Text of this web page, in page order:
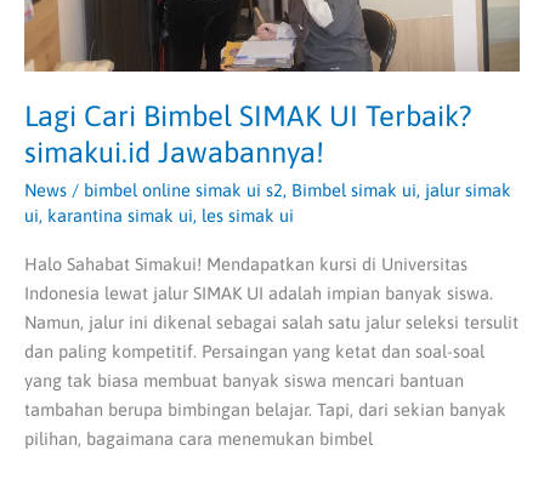
Lagi Cari Bimbel SIMAK UI Terbaik?
simakui.id Jawabannya!
News / bimbel online simak ui s2, Bimbel simak ui, jalur simak
ui, karantina simak ui, les simak ui
Halo Sahabat Simakui! Mendapatkan kursi di Universitas
Indonesia lewat jalur SIMAK UI adalah impian banyak siswa.
Namun, jalur ini dikenal sebagai salah satu jalur seleksi tersulit
dan paling kompetitif. Persaingan yang ketat dan soal-soal
yang tak biasa membuat banyak siswa mencari bantuan
tambahan berupa bimbingan belajar. Tapi, dari sekian banyak
pilihan, bagaimana cara menemukan bimbel